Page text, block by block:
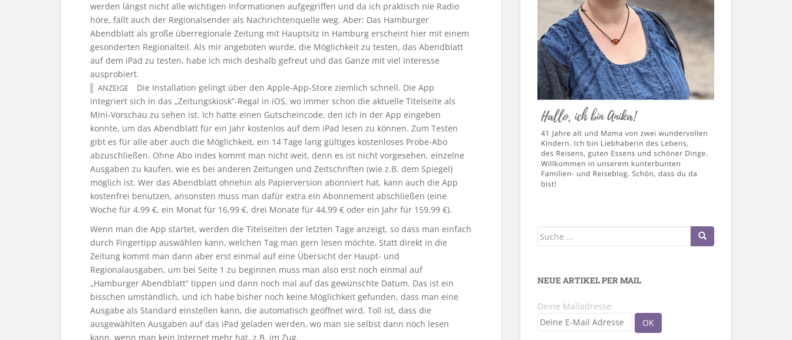
werden längst nicht alle wichtigen Informationen aufgegriffen und da ich praktisch nie Radio
höre, fällt auch der Regionalsender als Nachrichtenquelle weg. Aber: Das Hamburger
Abendblatt als große überregionale Zeitung mit Hauptsitz in Hamburg erscheint hier mit einem
gesonderten Regionalteil. Als mir angeboten wurde, die Möglichkeit zu testen, das Abendblatt
auf dem iPad zu testen, habe ich mich deshalb gefreut und das Ganze mit viel Interesse
ausprobiert.
ANZEIGE
Die Installation gelingt über den Apple-App-Store ziemlich schnell. Die App
integriert sich in das „Zeitungskiosk“-Regal in iOS, wo immer schon die aktuelle Titelseite als
Mini-Vorschau zu sehen ist. Ich hatte einen Gutscheincode, den ich in der App eingeben
konnte, um das Abendblatt für ein Jahr kostenlos auf dem iPad lesen zu können. Zum Testen
gibt es für alle aber auch die Möglichkeit, ein 14 Tage lang gültiges kostenloses Probe-Abo
abzuschließen. Ohne Abo indes kommt man nicht weit, denn es ist nicht vorgesehen, einzelne
Ausgaben zu kaufen, wie es bei anderen Zeitungen und Zeitschriften (wie z.B. dem Spiegel)
möglich ist. Wer das Abendblatt ohnehin als Papierversion abonniert hat, kann auch die App
kostenfrei benutzen, ansonsten muss man dafür extra ein Abonnement abschließen (eine
Woche für 4,99 €, ein Monat für 16,99 €, drei Monate für 44,99 € oder ein Jahr für 159,99 €).
Wenn man die App startet, werden die Titelseiten der letzten Tage anzeigt, so dass man einfach
durch Fingertipp auswählen kann, welchen Tag man gern lesen möchte. Statt direkt in die
Zeitung kommt man dann aber erst einmal auf eine Übersicht der Haupt- und
Regionalausgaben, um bei Seite 1 zu beginnen muss man also erst noch einmal auf
„Hamburger Abendblatt“ tippen und dann noch mal auf das gewünschte Datum. Das ist ein
bisschen umständlich, und ich habe bisher noch keine Möglichkeit gefunden, dass man eine
Ausgabe als Standard einstellen kann, die automatisch geöffnet wird. Toll ist, dass die
ausgewählten Ausgaben auf das iPad geladen werden, wo man sie selbst dann noch lesen
kann, wenn man kein Internet mehr hat, z.B. im Zug.
Suche
NEUE ARTIKEL PER MAIL
Deine Mailadresse: